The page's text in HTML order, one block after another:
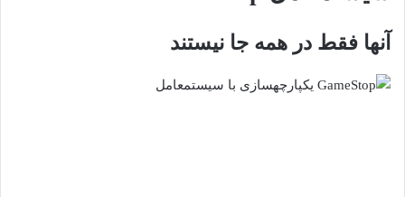
آنها فقط در همه جا نیستند